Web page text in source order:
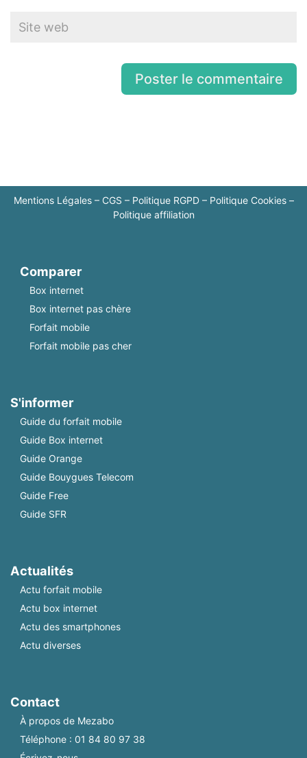
Mentions Légales– CGS – Politique RGPD– Politique Cookies–
Politique affiliation
Comparer
Box internet
Box internet pas chère
Forfait mobile
Forfait mobile pas cher
S'informer
Guide du forfait mobile
Guide Box internet
Guide Orange
Guide Bouygues Telecom
Guide Free
Guide SFR
Actualités
Actu forfait mobile
Actu box internet
Actu des smartphones
Actu diverses
Contact
À propos de Mezabo
Téléphone : 01 84 80 97 38